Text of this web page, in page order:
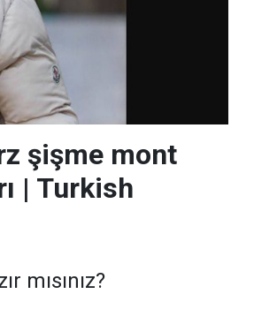
şişme mont
| Turkish
mısınız?